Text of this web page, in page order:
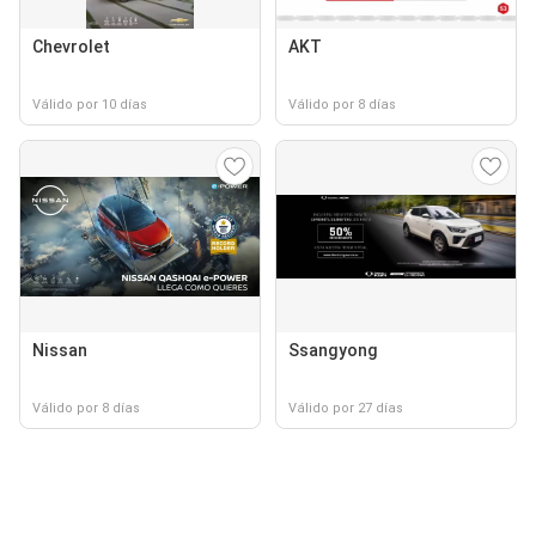
Chevrolet
Válido por 10 días
AKT
Válido por 8 días
Nissan
Válido por 8 días
Ssangyong
Válido por 27 días